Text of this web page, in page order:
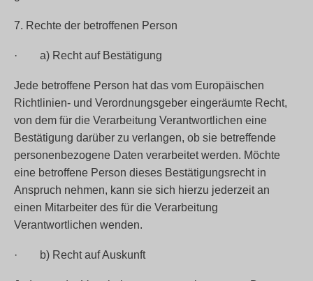
7. Rechte der betroffenen Person
· a) Recht auf Bestätigung
Jede betroffene Person hat das vom Europäischen
Richtlinien- und Verordnungsgeber eingeräumte Recht,
von dem für die Verarbeitung Verantwortlichen eine
Bestätigung darüber zu verlangen, ob sie betreffende
personenbezogene Daten verarbeitet werden. Möchte
eine betroffene Person dieses Bestätigungsrecht in
Anspruch nehmen, kann sie sich hierzu jederzeit an
einen Mitarbeiter des für die Verarbeitung
Verantwortlichen wenden.
· b) Recht auf Auskunft